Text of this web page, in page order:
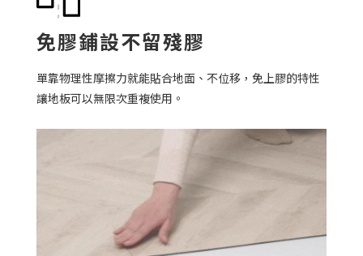
免膠鋪設不留殘膠
單靠物理性摩擦力就能貼合地面、不位移，免上膠的特性
讓地板可以無限次重複使用。